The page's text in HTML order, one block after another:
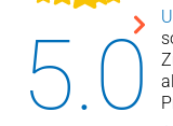
5.0